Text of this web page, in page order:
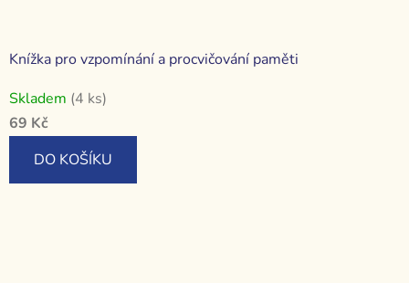
Knížka pro vzpomínání a procvičování paměti
Skladem (4 ks)
69 Kč
DO KOŠÍKU